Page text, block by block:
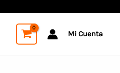
Mi Cuenta